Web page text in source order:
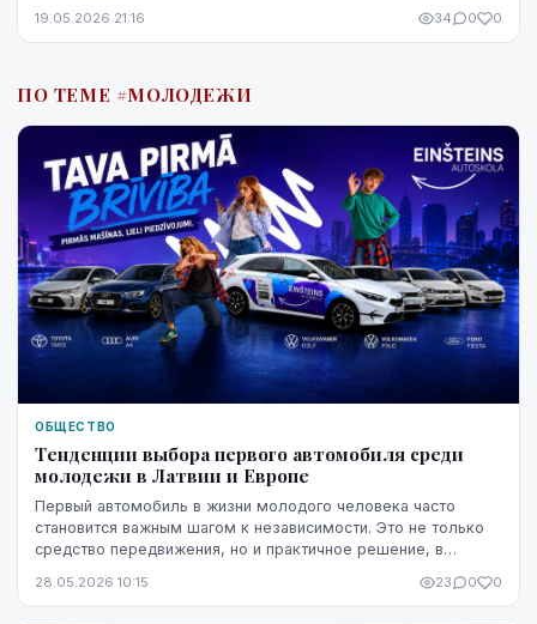
19.05.2026 21:16 34 0 0
ПО ТЕМЕ #МОЛОДЕЖИ
ОБЩЕСТВО
Тенденции выбора первого автомобиля среди
молодежи в Латвии и Европе
Первый автомобиль в жизни молодого человека часто
становится важным шагом к независимости. Это не только
средство передвижения, но и практичное решение, в
28.05.2026 10:15 23 0 0